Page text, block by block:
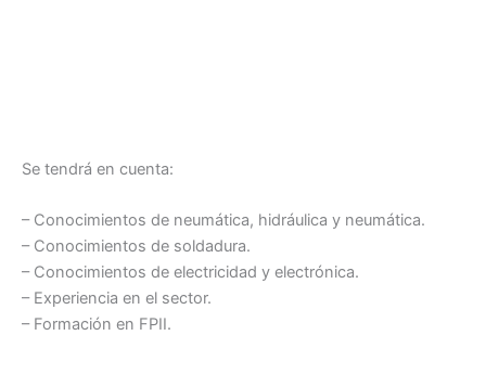
Se tendrá en cuenta:
– Conocimientos de neumática, hidráulica y neumática.
– Conocimientos de soldadura.
– Conocimientos de electricidad y electrónica.
– Experiencia en el sector.
– Formación en FPII.